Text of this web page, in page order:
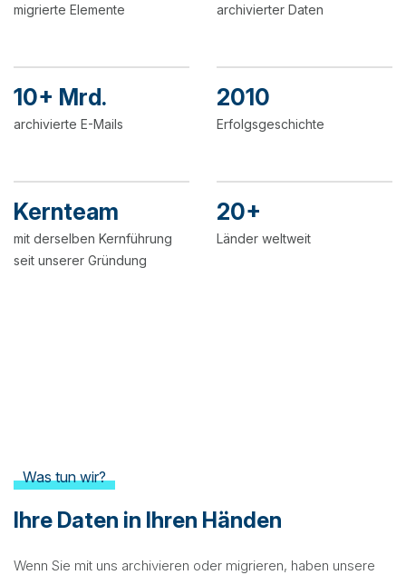
migrierte Elemente
10+ Mrd.
archivierte E-Mails
Kernteam
mit derselben Kernführung
seit unserer Gründung
archivierter Daten
2010
Erfolgsgeschichte
20+
Länder weltweit
Was tun wir?
Ihre Daten in Ihren Händen
Wenn Sie mit uns archivieren oder migrieren, haben unsere